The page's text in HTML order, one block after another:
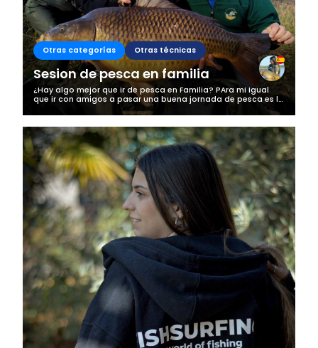
Otras categorías Otras técnicas
Sesion de pesca en familia
¿Hay algo mejor que ir de pesca en Familia? PAra mi igual
que ir con amigos a pasar una buena jornada de pesca es lo
mejor, esta vez fuimos a navarra llevando a mi tio a que
recordará la pescaa...